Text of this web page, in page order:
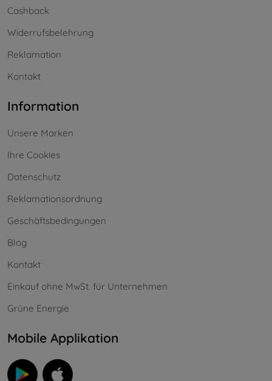
Cashback
Widerrufsbelehrung
Reklamation
Kontakt
Information
Unsere Marken
Ihre Cookies
Datenschutz
Reklamationsordnung
Geschäftsbedingungen
Blog
Kontakt
Einkauf ohne MwSt. für Unternehmen
Grüne Energie
Mobile Applikation